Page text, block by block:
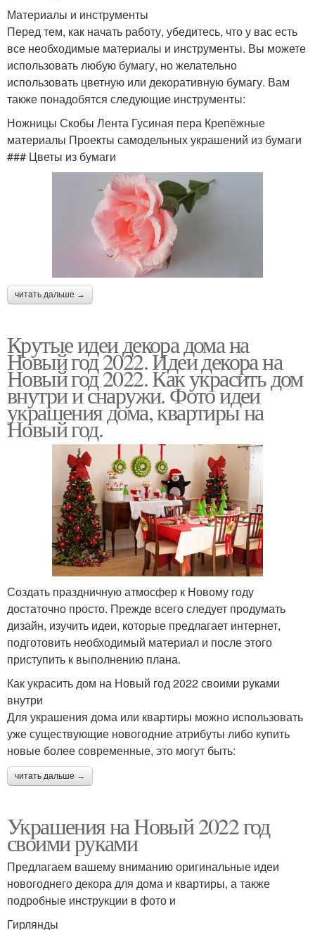
Материалы и инструменты
Перед тем, как начать работу, убедитесь, что у вас есть
все необходимые материалы и инструменты. Вы можете
использовать любую бумагу, но желательно
использовать цветную или декоративную бумагу. Вам
также понадобятся следующие инструменты:
Ножницы Скобы Лента Гусиная пера Крепёжные
материалы Проекты самодельных украшений из бумаги
### Цветы из бумаги
читать дальше →
Крутые идеи декора дома на
Новый год 2022. Идеи декора на
Новый год 2022. Как украсить дом
внутри и снаружи. Фото идеи
украшения дома, квартиры на
Новый год.
Создать праздничную атмосфер к Новому году
достаточно просто. Прежде всего следует продумать
дизайн, изучить идеи, которые предлагает интернет,
подготовить необходимый материал и после этого
приступить к выполнению плана.
Как украсить дом на Новый год 2022 своими руками
внутри
Для украшения дома или квартиры можно использовать
уже существующие новогодние атрибуты либо купить
новые более современные, это могут быть:
читать дальше →
Украшения на Новый 2022 год
своими руками
Предлагаем вашему вниманию оригинальные идеи
новогоднего декора для дома и квартиры, а также
подробные инструкции в фото и
Гирлянды